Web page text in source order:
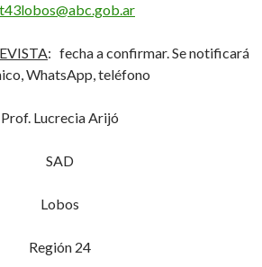
: fecha a confirmar. Se notificará
WhatsApp, teléfono
Prof. Lucrecia Arijó
SAD
Lobos
Región 24